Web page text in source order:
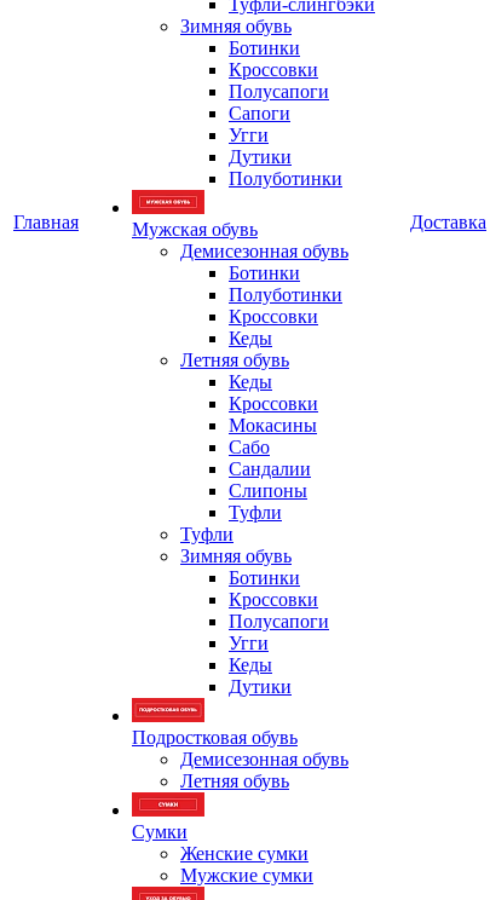
Главная
Туфли-слингбэки
Зимняя обувь
Ботинки
Кроссовки
Полусапоги
Сапоги
Угги
Дутики
Полуботинки
Мужская обувь
Демисезонная обувь
Ботинки
Полуботинки
Кроссовки
Кеды
Летняя обувь
Кеды
Кроссовки
Мокасины
Сабо
Сандалии
Слипоны
Туфли
Туфли
Зимняя обувь
Ботинки
Кроссовки
Полусапоги
Угги
Кеды
Дутики
Подростковая обувь
Демисезонная обувь
Летняя обувь
Сумки
Женские сумки
Мужские сумки
Доставка